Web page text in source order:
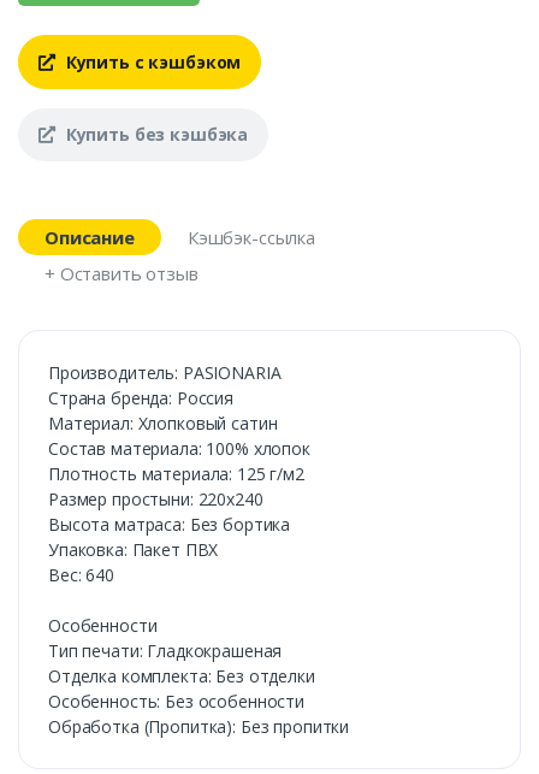
Купить с кэшбэком
Купить без кэшбэка
Описание
Кэшбэк-ссылка
+ Оставить отзыв
Производитель: PASIONARIA
Страна бренда: Россия
Материал: Хлопковый сатин
Состав материала: 100% хлопок
Плотность материала: 125 г/м2
Размер простыни: 220х240
Высота матраса: Без бортика
Упаковка: Пакет ПВХ
Вес: 640
Особенности
Тип печати: Гладкокрашеная
Отделка комплекта: Без отделки
Особенность: Без особенности
Обработка (Пропитка): Без пропитки